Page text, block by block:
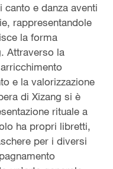
e danza aventi
rappresentandole
la forma
Attraverso la
e la valorizzazione
di Xizang si è
rituale a
ha propri libretti,
per i diversi